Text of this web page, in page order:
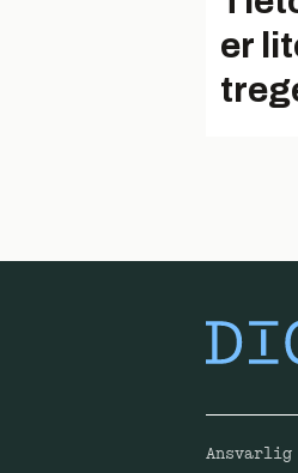
er